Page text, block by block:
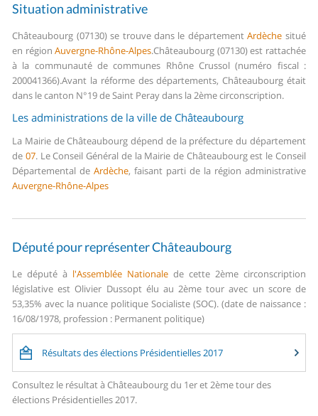
Situation administrative
Châteaubourg (07130) se trouve dans le départementArdèche situé
en régionAuvergne-Rhône-Alpes.Châteaubourg (07130) est rattachée
à la communauté de communes Rhône Crussol (numéro fiscal :
200041366).Avant la réforme des départements, Châteaubourg était
dans le canton N°19 de Saint Peray dans la 2ème circonscription.
Les administrations de la ville de Châteaubourg
La Mairie de Châteaubourg dépend de la préfecture du département
de 07.Le Conseil Général de la Mairie de Châteaubourg est le Conseil
Départemental deArdèche, faisant parti de la région administrative
Auvergne-Rhône-Alpes
Député pour représenter Châteaubourg
Le député à l'Assemblée Nationale de cette 2ème circonscription
législative est Olivier Dussopt élu au 2ème tour avec un score de
53,35% avec la nuance politique Socialiste (SOC). (date de naissance :
16/08/1978, profession : Permanent politique)
Résultats des élections Présidentielles 2017
Consultez le résultat à Châteaubourg du 1er et 2ème tour des
élections Présidentielles 2017.